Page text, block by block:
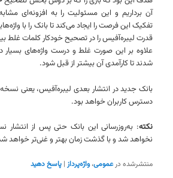
آن برداریم و این مسئولیت را به افزونه‌ای
تفکیک این فرصت را ایجاد می‌کند تا بانک را با
قدرت لیبره‌آفیس را در تصحیح خودکار کلمات غلط
علاوه بر این صورت غلط و درست واژه‌های بسیار
شدند تا کارآمدی آن بیشتر از قبل شود.
دسترس کاربران خواهد بود.
نکته: به‌روزرسانی این بانک حتی پس از انتشار
نخواهد شد و با گذشت زمان بهتر و غنی‌تر خواهد
منتشرشده در عمومی،واژه‌پرداز |پاسخ دهید